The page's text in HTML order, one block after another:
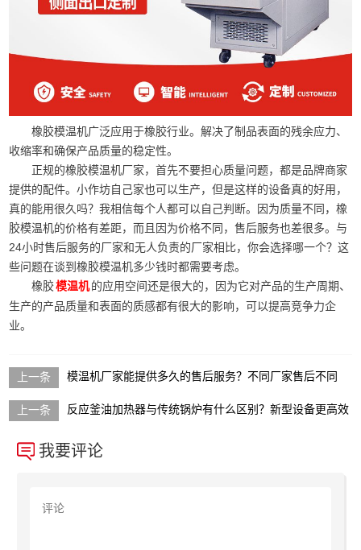
橡胶模温机广泛应用于橡胶行业。解决了制品表面的残余应力、
收缩率和确保产品质量的稳定性。
正规的橡胶模温机厂家，首先不要担心质量问题，都是品牌商家
提供的配件。小作坊自己家也可以生产，但是这样的设备真的好用，
真的能用很久吗？我相信每个人都可以自己判断。因为质量不同，橡
胶模温机的价格有差距，而且因为价格不同，售后服务也差很多。与
24小时售后服务的厂家和无人负责的厂家相比，你会选择哪一个？这
些问题在谈到橡胶模温机多少钱时都需要考虑。
橡胶模温机的应用空间还是很大的，因为它对产品的生产周期、
生产的产品质量和表面的质感都有很大的影响，可以提高竞争力企
业。
模温机厂家能提供多久的售后服务？不同厂家售后不同
反应釜油加热器与传统锅炉有什么区别？新型设备更高效
我要评论